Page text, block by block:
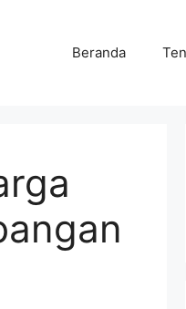
Beranda